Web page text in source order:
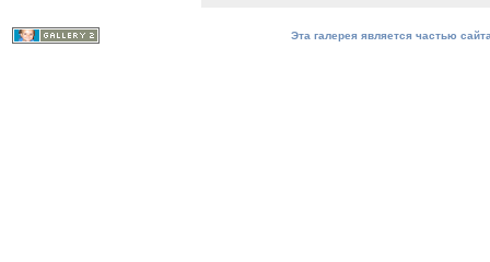
Эта галерея является частью